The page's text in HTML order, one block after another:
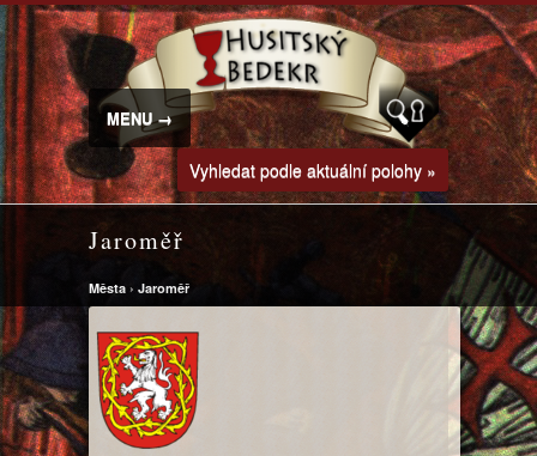
MENU →
Vyhledat podle aktuální polohy »
Jaroměř
Města › Jaroměř